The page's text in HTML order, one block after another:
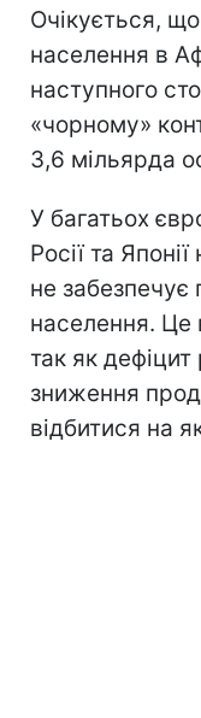
Очікується,
населення в
наступного
«чорному»
3,6 мільярда
У багатьох
Росії та
не забезпечує
населення. Це
так як дефіцит
зниження
відбитися на